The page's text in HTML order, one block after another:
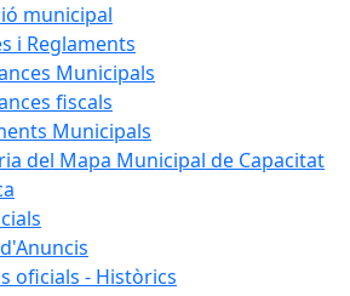
municipal
i Reglaments
Municipals
fiscals
Municipals
del Mapa Municipal de Capacitat
oficials - Històrics